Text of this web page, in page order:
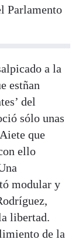
Parlamento
a la
estñan
del
sólo unas
que
ello
modular y
libertad.
de la